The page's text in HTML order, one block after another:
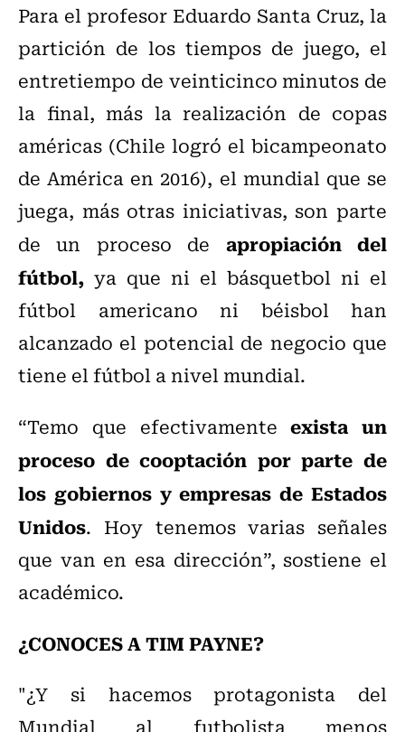
Para el profesor Eduardo Santa Cruz, la
partición de los tiempos de juego, el
entretiempo de veinticinco minutos de
la final, más la realización de copas
américas (Chile logró el bicampeonato
de América en 2016), el mundial que se
juega, más otras iniciativas, son parte
de un proceso de apropiación del
fútbol, ya que ni el básquetbol ni el
fútbol americano ni béisbol han
alcanzado el potencial de negocio que
tiene el fútbol a nivel mundial.
“Temo que efectivamenteexista un
proceso de cooptación por parte de
los gobiernos y empresas de Estados
Unidos. Hoy tenemos varias señales
que van en esa dirección”, sostiene el
académico.
¿CONOCES A TIM PAYNE?
"¿Y si hacemos protagonista del
Mundial al futbolista menos